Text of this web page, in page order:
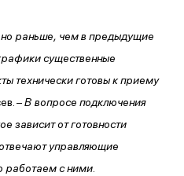
раньше, чем в предыдущие
существенные
технически готовы к приему
–В вопросе подключения
зависит от готовности
управляющие
работаем с ними.